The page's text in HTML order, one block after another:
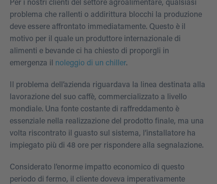
Per i nostri clienti del settore agroalimentare, qualsiasi
problema che rallenti o addirittura blocchi la produzione
deve essere affrontato immediatamente. Questo è il
motivo per il quale un produttore internazionale di
alimenti e bevande ci ha chiesto di proporgli in
emergenza il noleggio di un chiller.
Il problema dell’azienda riguardava la linea destinata alla
lavorazione del suo caffè, commercializzato a livello
mondiale. Una fonte costante di raffreddamento è
essenziale nella realizzazione del prodotto finale, ma una
volta riscontrato il guasto sul sistema, l’installatore ha
impiegato più di 48 ore per rispondere alla segnalazione.
Considerato l’enorme impatto economico di questo
periodo di fermo, il cliente doveva imperativamente